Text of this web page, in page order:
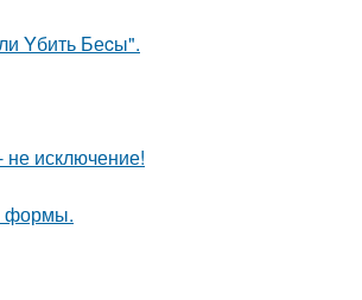
Yбить Беcы".
не исключение!
формы.